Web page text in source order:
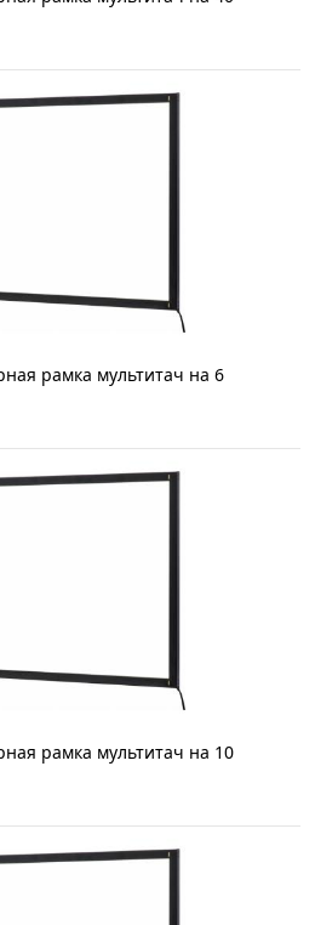
рамка мультитач на 6
рамка мультитач на 10